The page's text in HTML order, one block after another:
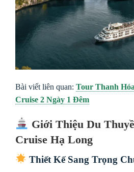
Bài viết liên quan: Tour Thanh
Cruise 2 Ngày 1 Đêm
Giới Thiệu Du
Cruise Hạ Long
Thiết Kế Sang Trọng